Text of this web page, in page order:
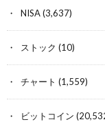
NISA(3,637)
ストック (10)
チャート (1,559)
ビットコイン